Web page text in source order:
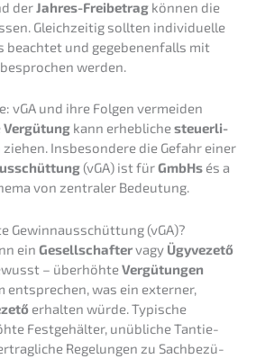
derJahres-Freibe­trag können die
Gleich­zei­tig sollten indivi­du­el­le
beach­tet und gegebe­nen­falls mit
werden.
vGA und ihre Folgen vermeiden
Vergü­tung kann erheb­li­chesteuer­li­
ziehen. Insbe­son­de­re die Gefahr einer
(vGA) ist fürGmbHs és a
von zentra­ler Bedeutung.
Gewinn­aus­schüt­tung (vGA)?
ein Gesell­schaf­tervagy Ügyve­ze­tő
– überhöh­teVergü­tun­gen
entspre­chen, was ein exter­ner,
erhal­ten würde. Typische
Festge­häl­ter, unübli­che Tantie­
Regelun­gen zu Sachbe­zü­